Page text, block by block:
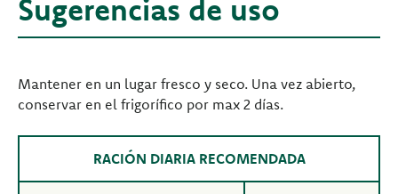
Sugerencias de uso
Mantener en un lugar fresco y seco. Una vez abierto,
conservar en el frigorífico por max 2 días.
RACIÓN DIARIA RECOMENDADA